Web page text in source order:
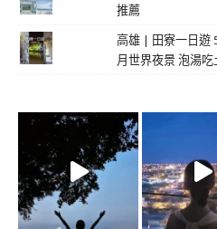
推薦
高雄 | 田寮一日遊
月世界夜景 泡湯